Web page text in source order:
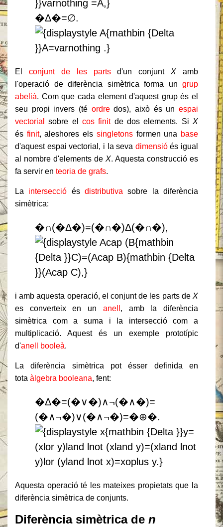
�Δ�=∅.
El conjunt de les partsd'un conjuntX amb
l'operació de diferència simètrica forma un grup
abelià. Com que cada element d'aquest grup és el
seu propi invers (té ordredos), això és unespai
vectorial
sobre el cos finitde dos elements. SiX
és finit, aleshores els singletonsformen una base
d'aquest espai vectorial, i la seva dimensióés igual
al nombre d'elements de X. Aquesta construcció es
fa servir en teoria de grafs.
La intersecció ésdistributiva sobre la diferència
simètrica:
�∩(�Δ�)=(�∩�)Δ(�∩�),
i amb aquesta operació, el conjunt de les parts de X
es converteix en un anell , amb la diferència
simètrica com a suma i la intersecció com a
multiplicació. Aquest és un exemple prototípic
d'anell booleà.
La diferència simètrica pot ésser definida en
tota àlgebra booleana, fent:
�Δ�=(�∨�)∧¬(�∧�)=
(�∧¬�)∨(�∧¬�)=�⊕�.
Aquesta operació té les mateixes propietats que la
diferència simètrica de conjunts.
Diferència simètrica de n